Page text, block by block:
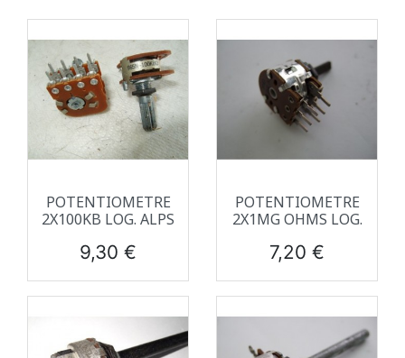
POTENTIOMETRE
2X100KB LOG. ALPS
Prix
9,30 €
POTENTIOMETRE
2X1MG OHMS LOG.
Prix
7,20 €